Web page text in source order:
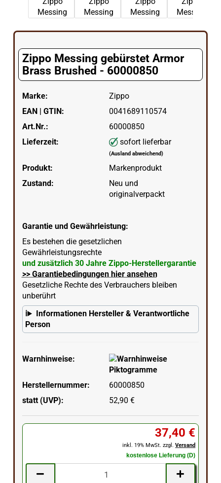
Zippo Messing gebürstet Armor
Brass Brushed - 60000850
Marke:
Zippo
EAN | GTIN:
0041689110574
Art.Nr.:
60000850
Lieferzeit:
sofort lieferbar
(Ausland abweichend)
Produkt:
Markenprodukt
Zustand:
Neu und
originalverpackt
Garantie und Gewährleistung:
Es bestehen die gesetzlichen
Gewährleistungsrechte
und zusätzlich 30 Jahre Zippo-Herstellergarantie
>> Garantiebedingungen hier ansehen
Gesetzliche Rechte des Verbrauchers bleiben
unberührt
Informationen Hersteller & Verantwortliche
Person
Warnhinweise:
Herstellernummer:
60000850
statt (UVP):
52,90 €
37,40 €
inkl. 19% MwSt. zzgl.Versand
kostenlose Lieferung (D)